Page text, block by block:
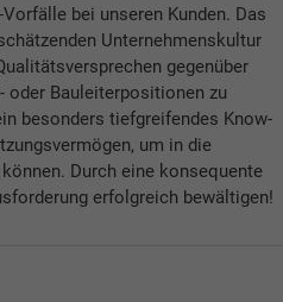
bei unseren Kunden. Das
Unternehmenskultur
gegenüber
oder Bauleiterpositionen zu
besonders tiefgreifendes Know-
um in die
Durch eine konsequente
erfolgreich bewältigen!